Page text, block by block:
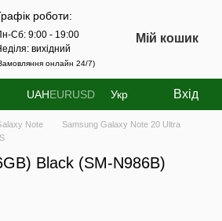
роботи:
Сб: 9:00 - 19:00
вихідний
онлайн 24/7)
Мій кошик
UAHEURUSD Укр Вхід
Note
Samsung Galaxy Note 20 Ultra
Black (SM-N986B)